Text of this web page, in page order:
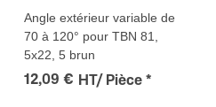
Angle extérieur variable de
70 à 120° pour TBN 81,
5x22, 5 brun
12,09 € HT/ Pièce *